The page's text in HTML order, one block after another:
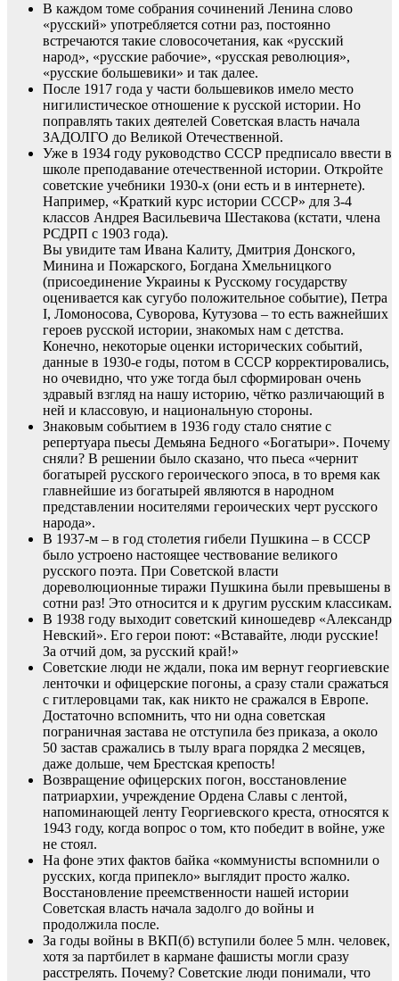
В каждом томе собрания сочинений Ленина слово
«русский» употребляется сотни раз, постоянно
встречаются такие словосочетания, как «русский
народ», «русские рабочие», «русская революция»,
«русские большевики» и так далее.
После 1917 года у части большевиков имело место
нигилистическое отношение к русской истории. Но
поправлять таких деятелей Советская власть начала
ЗАДОЛГО до Великой Отечественной.
Уже в 1934 году руководство СССР предписало ввести в
школе преподавание отечественной истории. Откройте
советские учебники 1930-х (они есть и в интернете).
Например, «Краткий курс истории СССР» для 3-4
классов Андрея Васильевича Шестакова (кстати, члена
РСДРП с 1903 года).
Вы увидите там Ивана Калиту, Дмитрия Донского,
Минина и Пожарского, Богдана Хмельницкого
(присоединение Украины к Русскому государству
оценивается как сугубо положительное событие), Петра
I, Ломоносова, Суворова, Кутузова – то есть важнейших
героев русской истории, знакомых нам с детства.
Конечно, некоторые оценки исторических событий,
данные в 1930-е годы, потом в СССР корректировались,
но очевидно, что уже тогда был сформирован очень
здравый взгляд на нашу историю, чётко различающий в
ней и классовую, и национальную стороны.
Знаковым событием в 1936 году стало снятие с
репертуара пьесы Демьяна Бедного «Богатыри». Почему
сняли? В решении было сказано, что пьеса «чернит
богатырей русского героического эпоса, в то время как
главнейшие из богатырей являются в народном
представлении носителями героических черт русского
народа».
В 1937-м – в год столетия гибели Пушкина – в СССР
было устроено настоящее чествование великого
русского поэта. При Советской власти
дореволюционные тиражи Пушкина были превышены в
сотни раз! Это относится и к другим русским классикам.
В 1938 году выходит советский киношедевр «Александр
Невский». Его герои поют: «Вставайте, люди русские!
За отчий дом, за русский край!»
Советские люди не ждали, пока им вернут георгиевские
ленточки и офицерские погоны, а сразу стали сражаться
с гитлеровцами так, как никто не сражался в Европе.
Достаточно вспомнить, что ни одна советская
пограничная застава не отступила без приказа, а около
50 застав сражались в тылу врага порядка 2 месяцев,
даже дольше, чем Брестская крепость!
Возвращение офицерских погон, восстановление
патриархии, учреждение Ордена Славы с лентой,
напоминающей ленту Георгиевского креста, относятся к
1943 году, когда вопрос о том, кто победит в войне, уже
не стоял.
На фоне этих фактов байка «коммунисты вспомнили о
русских, когда припекло» выглядит просто жалко.
Восстановление преемственности нашей истории
Советская власть начала задолго до войны и
продолжила после.
За годы войны в ВКП(б) вступили более 5 млн. человек,
хотя за партбилет в кармане фашисты могли сразу
расстрелять. Почему? Советские люди понимали, что